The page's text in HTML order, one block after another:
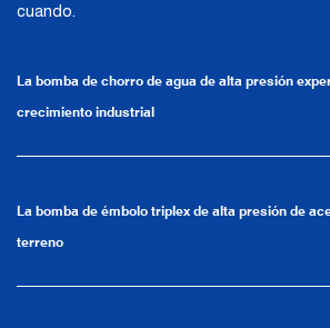
cuando.
La bomba de chorro de agua de alta presión
crecimiento industrial
La bomba de émbolo triplex de alta presión de
terreno